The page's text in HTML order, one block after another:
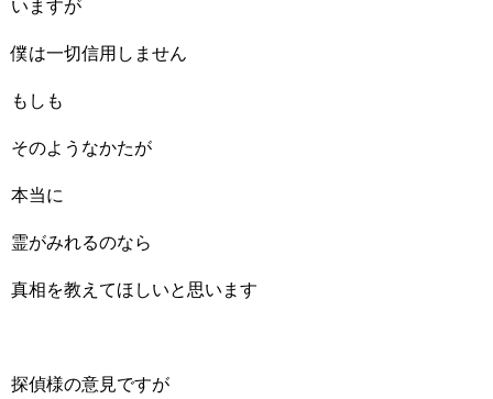
いますが
僕は一切信用しません
もしも
そのようなかたが
本当に
霊がみれるのなら
真相を教えてほしいと思います
探偵様の意見ですが